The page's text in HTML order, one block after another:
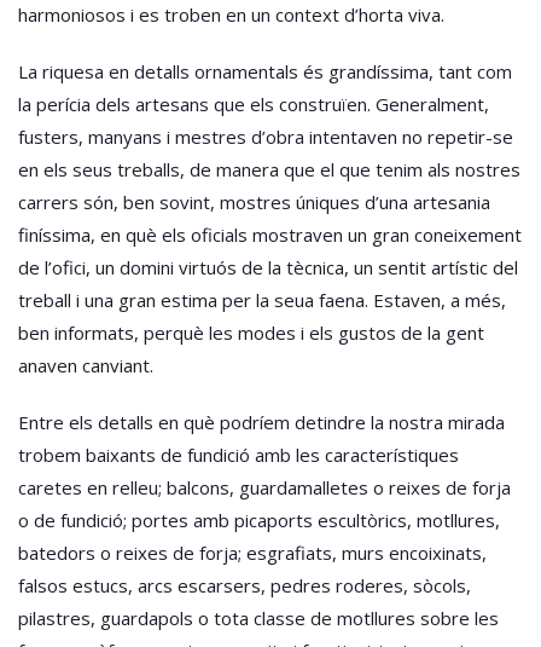
harmoniosos i es troben en un context d’horta viva.
La riquesa en detalls ornamentals és grandíssima, tant com
la perícia dels artesans que els construïen. Generalment,
fusters, manyans i mestres d’obra intentaven no repetir-se
en els seus treballs, de manera que el que tenim als nostres
carrers són, ben sovint, mostres úniques d’una artesania
finíssima, en què els oficials mostraven un gran coneixement
de l’ofici, un domini virtuós de la tècnica, un sentit artístic del
treball i una gran estima per la seua faena. Estaven, a més,
ben informats, perquè les modes i els gustos de la gent
anaven canviant.
Entre els detalls en què podríem detindre la nostra mirada
trobem baixants de fundició amb les característiques
caretes en relleu; balcons, guardamalletes o reixes de forja
o de fundició; portes amb picaports escultòrics, motllures,
batedors o reixes de forja; esgrafiats, murs encoixinats,
falsos estucs, arcs escarsers, pedres roderes, sòcols,
pilastres, guardapols o tota classe de motllures sobre les